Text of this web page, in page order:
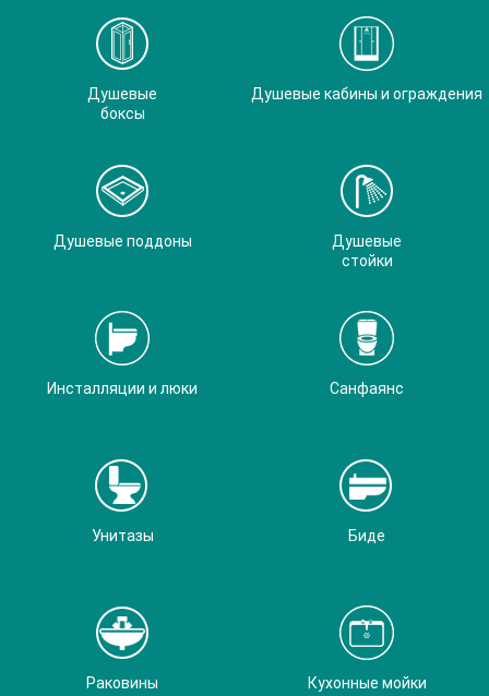
Душевые
боксы
Душевые кабины и ограждения
Душевые поддоны
Душевые
стойки
Инсталляции и люки Санфаянс
Унитазы Биде
Раковины Кухонные мойки